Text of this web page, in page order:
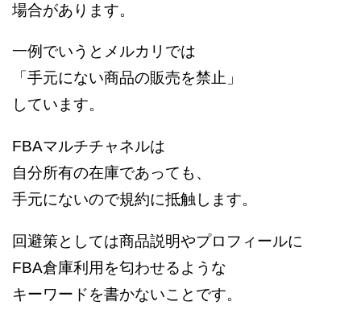
場合があります。
一例でいうとメルカリでは
「手元にない商品の販売を禁止」
しています。
FBAマルチチャネルは
自分所有の在庫であっても、
手元にないので規約に抵触します。
回避策としては商品説明やプロフィールに
FBA倉庫利用を匂わせるような
キーワードを書かないことです。